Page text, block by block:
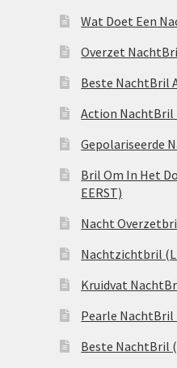
Wat Doet Een
Overzet
Beste NachtBril
Action NachtBril
Gepolariseerde
Bril Om In Het
EERST)
Nacht
Nachtzichtbril
Kruidvat
Pearle NachtBril
Beste NachtBril